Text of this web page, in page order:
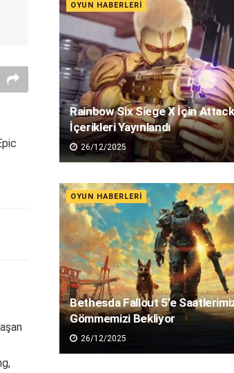
OYUN HABERLERI
Rainbow Six Siege X İçin
İçerikleri Yayınlandı
26/12/2025
OYUN HABERLERI
Bethesda Fallout 5’e
Gömmemizi Bekliyor
26/12/2025